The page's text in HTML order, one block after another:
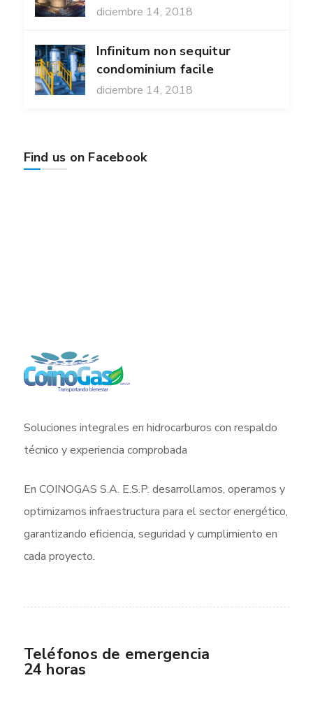
diciembre 14, 2018
Infinitum non sequitur
condominium facile
diciembre 14, 2018
Find us on Facebook
Soluciones integrales en hidrocarburos con respaldo
técnico y experiencia comprobada
En COINOGAS S.A. E.S.P. desarrollamos, operamos y
optimizamos infraestructura para el sector energético,
garantizando eficiencia, seguridad y cumplimiento en
cada proyecto.
Teléfonos de emergencia
24 horas